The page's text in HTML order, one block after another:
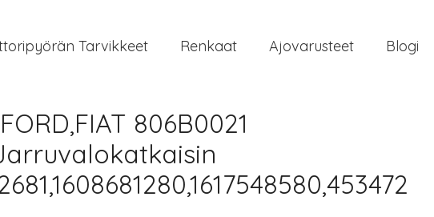
Tarvikkeet Renkaat Ajovarusteet Blogi
806B0021
Jarruvalokatkaisin